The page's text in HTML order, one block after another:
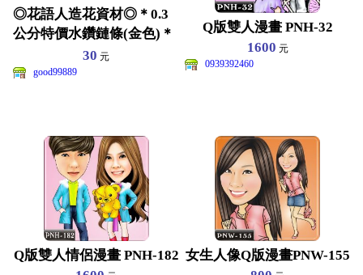
◎花語人造花資材◎＊0.3
公分特價水鑽鏈條(金色)＊
耳環~娃娃~衣服
30 元
good99889
Q版雙人漫畫 PNH-32
1600 元
0939392460
Q版雙人情侶漫畫 PNH-182 女生人像Q版漫畫PNW-155